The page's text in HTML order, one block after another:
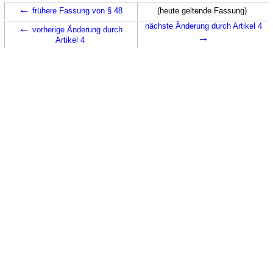
← frühere Fassung von § 48 (heute geltende Fassung)
← vorherige Änderung durch
Artikel 4
nächste Änderung durch Artikel 4
→